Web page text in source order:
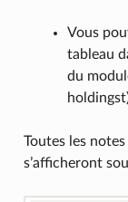
Vous
tableau
du
Toutes les
s’afficheront